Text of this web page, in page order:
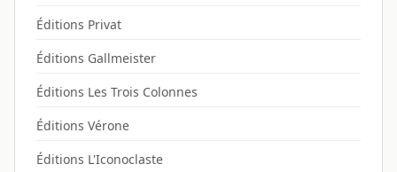
Éditions Privat
Éditions Gallmeister
Éditions Les Trois Colonnes
Éditions Vérone
Éditions L'Iconoclaste